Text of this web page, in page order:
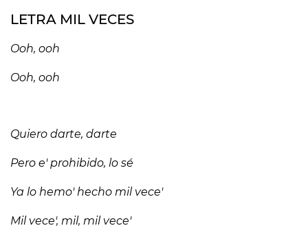
LETRA MIL VECES
Ooh, ooh
Ooh, ooh
Quiero darte, darte
Pero e' prohibido, lo sé
Ya lo hemo' hecho mil vece'
Mil vece', mil, mil vece'